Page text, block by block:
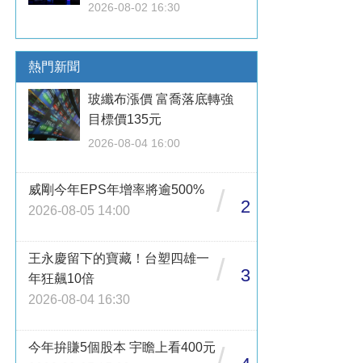
2026-08-02 16:30
熱門新聞
玻纖布漲價 富喬落底轉強
目標價135元
2026-08-04 16:00
威剛今年EPS年增率將逾500%
2026-08-05 14:00
/ 2
王永慶留下的寶藏！台塑四雄一
年狂飆10倍
2026-08-04 16:30
/ 3
今年拚賺5個股本 宇瞻上看400元